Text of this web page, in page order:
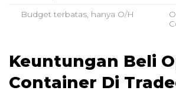
Budget terbatas, hanya O/H
Keuntungan Beli
Container Di